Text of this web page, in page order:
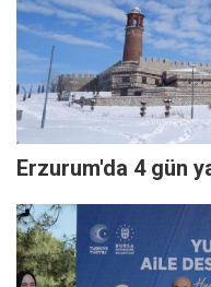
Erzurum'da 4 gün